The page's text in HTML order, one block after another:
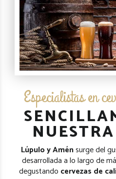
Especialistas en
Lúpulo y Aménsurge del
desarrollada a lo largo de
degustando cervezas de